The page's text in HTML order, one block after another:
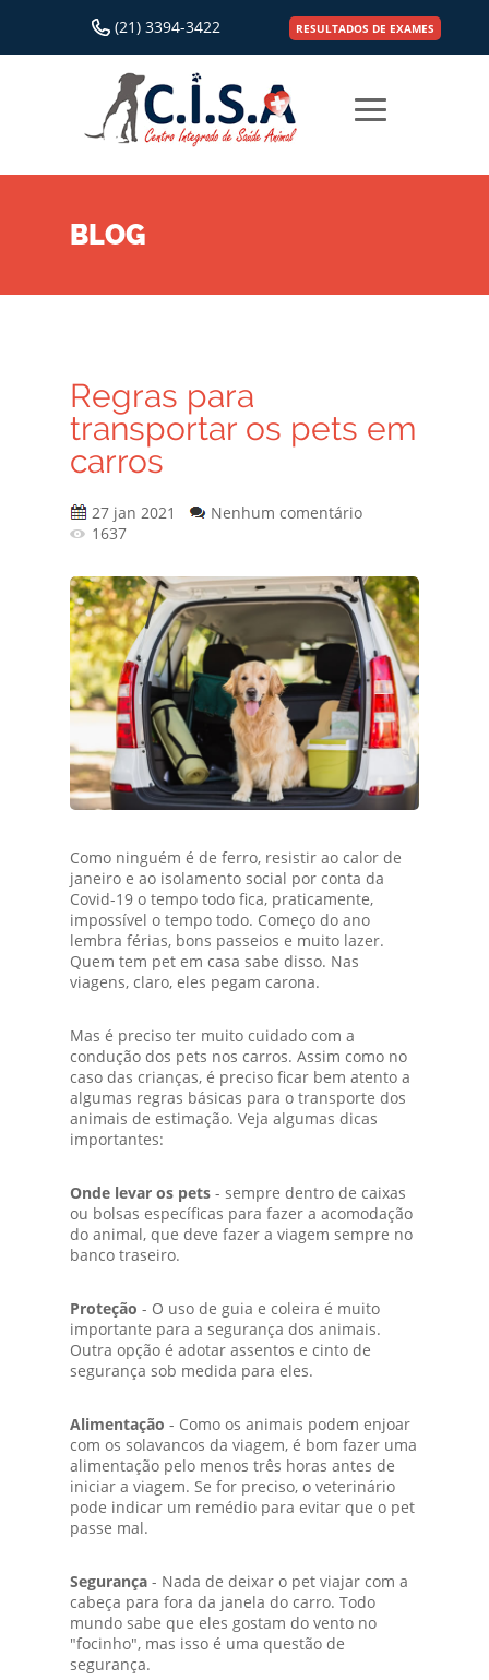
(21) 3394-3422 RESULTADOS DE EXAMES
BLOG
Regras para
transportar os pets em
carros
27 jan 2021
Nenhum comentário
1637
Como ninguém é de ferro, resistir ao calor de
janeiro e ao isolamento social por conta da
Covid-19 o tempo todo fica, praticamente,
impossível o tempo todo. Começo do ano
lembra férias, bons passeios e muito lazer.
Quem tem pet em casa sabe disso. Nas
viagens, claro, eles pegam carona.
Mas é preciso ter muito cuidado com a
condução dos pets nos carros. Assim como no
caso das crianças, é preciso ficar bem atento a
algumas regras básicas para o transporte dos
animais de estimação. Veja algumas dicas
importantes:
Onde levar os pets - sempre dentro de caixas
ou bolsas específicas para fazer a acomodação
do animal, que deve fazer a viagem sempre no
banco traseiro.
Proteção - O uso de guia e coleira é muito
importante para a segurança dos animais.
Outra opção é adotar assentos e cinto de
segurança sob medida para eles.
Alimentação - Como os animais podem enjoar
com os solavancos da viagem, é bom fazer uma
alimentação pelo menos três horas antes de
iniciar a viagem. Se for preciso, o veterinário
pode indicar um remédio para evitar que o pet
passe mal.
Segurança - Nada de deixar o pet viajar com a
cabeça para fora da janela do carro. Todo
mundo sabe que eles gostam do vento no
"focinho", mas isso é uma questão de
segurança.